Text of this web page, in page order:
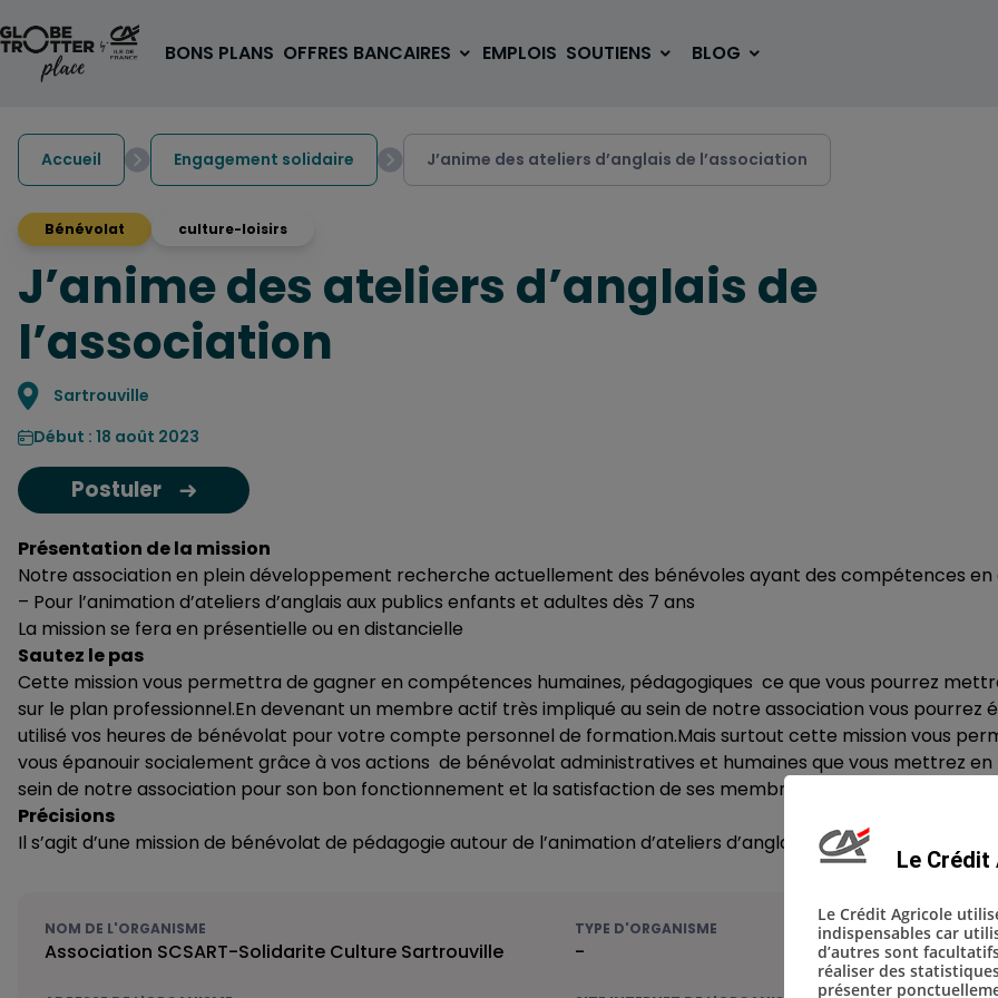
BONS PLANS OFFRES BANCAIRES EMPLOIS SOUTIENS BLOG
A PARTIR DE 3€
1 carte, 0 frais à l'étranger
pour les 18/30 ans
Accueil Engagement solidaire J’anime des ateliers d’anglais de l’association
Bénévolat culture-loisirs
J’anime des ateliers d’anglais de
l’association
Localisation
Sartrouville
Début : 18 août 2023
Postuler
Présentation de la mission
Notre association en plein développement recherche actuellement des bénévoles ayant des compétences en
– Pour l’animation d’ateliers d’anglais aux publics enfants et adultes dès 7 ans
La mission se fera en présentielle ou en distancielle
Sautez le pas
Cette mission vous permettra de gagner en compétences humaines, pédagogiques ce que vous pourrez
sur le plan professionnel.En devenant un membre actif très impliqué au sein de notre association vous pourrez
utilisé vos heures de bénévolat pour votre compte personnel de formation.Mais surtout cette mission vous
vous épanouir socialement grâce à vos actions de bénévolat administratives et humaines que vous mettrez en
sein de notre association pour son bon fonctionnement et la satisfaction de ses membres.
Précisions
Il s’agit d’une mission de bénévolat de pédagogie autour de l’animation d’ateliers d’anglais.
NOM DE L'ORGANISME
Association SCSART-Solidarite Culture Sartrouville
TYPE D'ORGANISME
-
Le
Le Crédit Agricole
indispensables car
d’autres sont
réaliser des
présenter